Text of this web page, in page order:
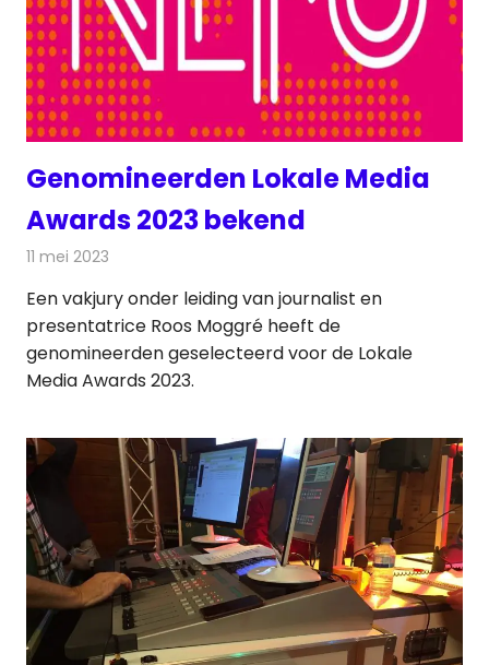
Genomineerden Lokale Media
Awards 2023 bekend
11 mei 2023
Een vakjury onder leiding van journalist en
presentatrice Roos Moggré heeft de
genomineerden geselecteerd voor de Lokale
Media Awards 2023.